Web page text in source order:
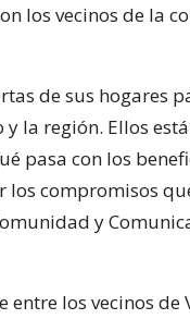
los vecinos de la
de sus hogares
la región. Ellos
pasa con los
compromisos
y
los vecinos de